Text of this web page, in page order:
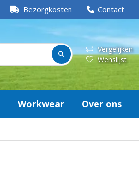
Bezorgkosten Contact
Vergelijken
Wenslijst
Workwear Over ons